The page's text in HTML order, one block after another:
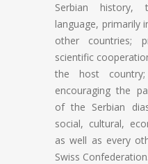
Serbian history,
language, primarily
other countries;
scientific
the host
encouraging the
of the Serbian
social, cultural,
as well as every
Swiss Confederation.